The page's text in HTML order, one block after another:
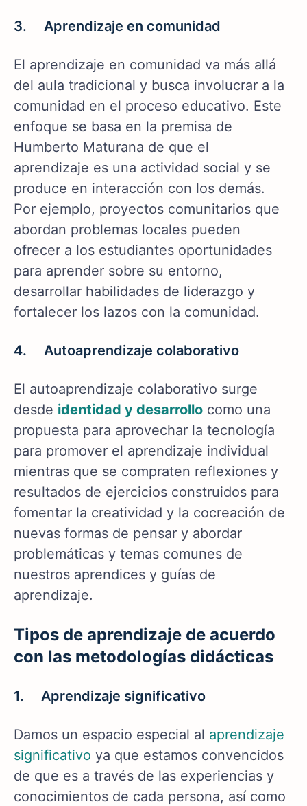
3. Aprendizaje en comunidad
El aprendizaje en comunidad va más allá
del aula tradicional y busca involucrar a la
comunidad en el proceso educativo. Este
enfoque se basa en la premisa de
Humberto Maturana de que el
aprendizaje es una actividad social y se
produce en interacción con los demás.
Por ejemplo, proyectos comunitarios que
abordan problemas locales pueden
ofrecer a los estudiantes oportunidades
para aprender sobre su entorno,
desarrollar habilidades de liderazgo y
fortalecer los lazos con la comunidad.
4. Autoaprendizaje colaborativo
El autoaprendizaje colaborativo surge
desde identidad y desarrollo como una
propuesta para aprovechar la tecnología
para promover el aprendizaje individual
mientras que se compraten reflexiones y
resultados de ejercicios construidos para
fomentar la creatividad y la cocreación de
nuevas formas de pensar y abordar
problemáticas y temas comunes de
nuestros aprendices y guías de
aprendizaje.
Tipos de aprendizaje de acuerdo
con las metodologías didácticas
1. Aprendizaje significativo
Damos un espacio especial al aprendizaje
significativo ya que estamos convencidos
de que es a través de las experiencias y
conocimientos de cada persona, así como